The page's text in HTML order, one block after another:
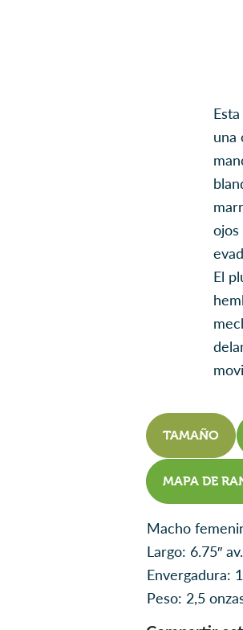
una
El
TAMAÑO
MAPA DE
Macho
Largo: 6.75″ av.
Envergadura:
Peso: 2,5